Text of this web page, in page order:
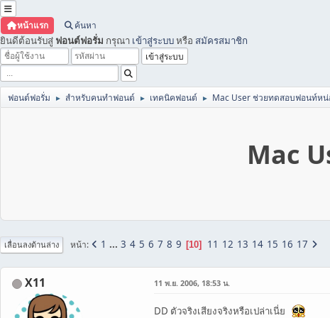
หน้าแรก ค้นหา
ยินดีต้อนรับสู่ ฟอนต์ฟอรั่ม กรุณา เข้าสู่ระบบหรือ สมัครสมาชิก
ฟอนต์ฟอรั่ม ► สำหรับคนทำฟอนต์ ► เทคนิคฟอนต์ ► Mac User ช่วยทดสอบฟอนท์หน่
Mac
เลื่อนลงด้านล่าง หน้า 1 ... 3 4 5 6 7 8 9 10 11 12 13 14 15 16 17
X11 11 พ.ย. 2006, 18:53 น.
DD ตัวจริงเสียงจริงหรือเปล่าเนี่ย